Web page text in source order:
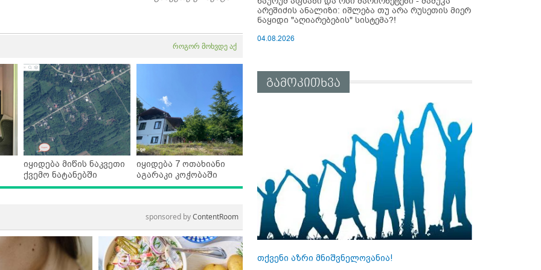
როგორ მოხვდე აქ
იყიდება მიწის ნაკვეთი
ქვემო ნატანებში
იყიდება 7 ოთახიანი
აგარაკი კოჭობაში
sponsored byContentRoom
არეშიძის ანალიზი: იშლება თუ არა რუსეთის მიერ
ნაყიდი "აღიარებების" სისტემა?!
04.08.2026
გამოკითხვა
თქვენი აზრი მნიშვნელოვანია!